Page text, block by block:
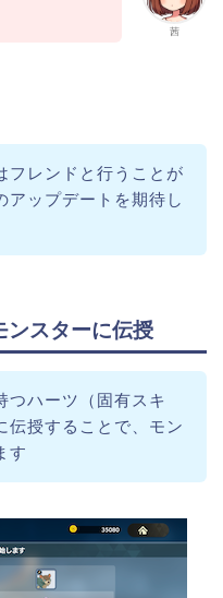
茜
フレンドと行うことが
アップデートを期待し
ンスターに伝授
つハーツ（固有スキ
伝授することで、モン
す